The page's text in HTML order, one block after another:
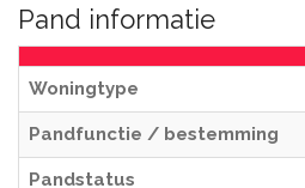
Pand informatie
Woningtype
Pandfunctie / bestemming
Pandstatus